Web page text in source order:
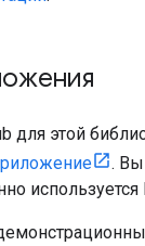
для этой
.
используется